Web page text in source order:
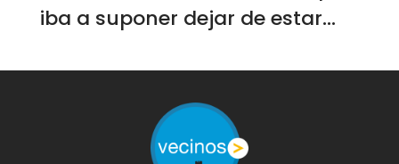
iba a suponer dejar de estar...